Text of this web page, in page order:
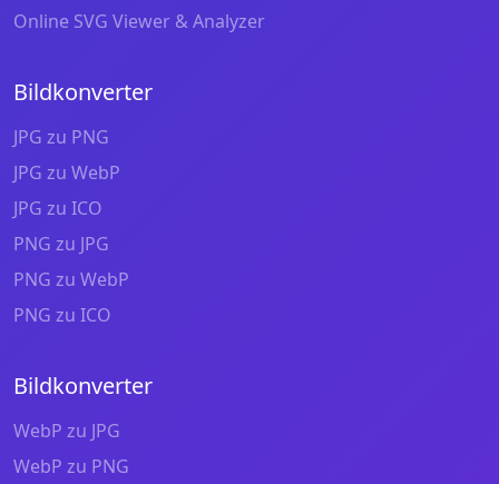
Online SVG Viewer & Analyzer
Bildkonverter
JPG zu PNG
JPG zu WebP
JPG zu ICO
PNG zu JPG
PNG zu WebP
PNG zu ICO
Bildkonverter
WebP zu JPG
WebP zu PNG